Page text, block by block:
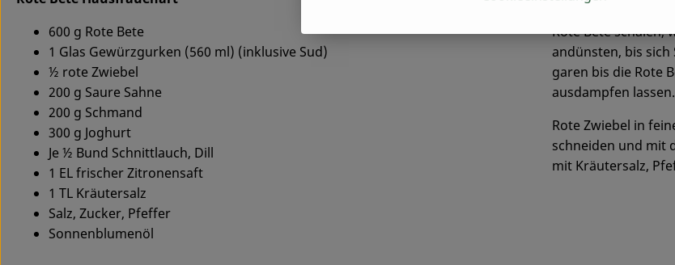
600 g Rote Bete
1 Glas Gewürzgurken (560 ml) (inklusive Sud)
½ rote Zwiebel
200 g Saure Sahne
200 g Schmand
300 g Joghurt
Je ½ Bund Schnittlauch, Dill
1 EL frischer Zitronensaft
1 TL Kräutersalz
Salz, Zucker, Pfeffer
Sonnenblumenöl
Rote Bete schälen,
andünsten, bis
garen bis die Rote
ausdampfen
Rote Zwiebel in
schneiden und mit
mit Kräutersalz,